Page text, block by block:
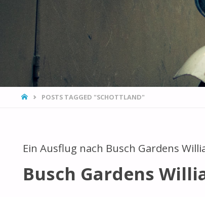
HOMEPOSTS TAGGED "SCHOTTLAND"
Ein Ausflug nach Busch Gardens
Busch Gardens